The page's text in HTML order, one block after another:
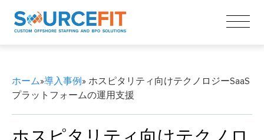
ホーム»導入事例» ホスピタリティ向けテクノロジーSaaS
プラットフォームの運用支援